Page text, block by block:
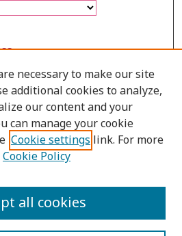
necessary to make our site
additional cookies to analyze,
our content and your
can manage your cookie
Cookie settings link. For more
Cookie Policy
all cookies